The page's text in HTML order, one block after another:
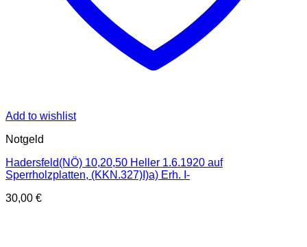
Add to wishlist
Notgeld
Hadersfeld(NÖ) 10,20,50 Heller 1.6.1920 auf
Sperrholzplatten, (KKN.327)I)a) Erh. I-
30,00 €